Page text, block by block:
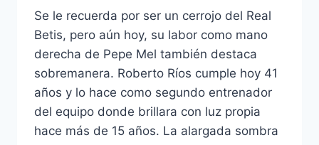
Se le recuerda por ser un cerrojo del Real
Betis, pero aún hoy, su labor como mano
derecha de Pepe Mel también destaca
sobremanera. Roberto Ríos cumple hoy 41
años y lo hace como segundo entrenador
del equipo donde brillara con luz propia
hace más de 15 años. La alargada sombra